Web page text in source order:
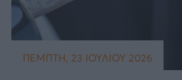
ΠΈΜΠΤΗ, 23 ΙΟΥΛΊΟΥ 2026